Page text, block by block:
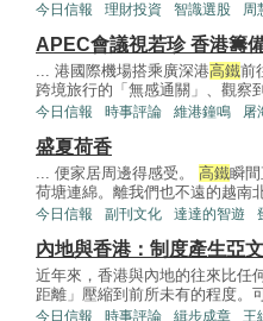
今日信報 理財投資 智識選股 周
APEC會議視若珍 香港籌
... 港國際機場搭乘廣深港高鐵前
跨境旅行的「無感通關」、觀察
今日信報 時事評論 維港鐘鳴 屠
盛夏荷香
... 便家居周邊得感受。 高鐵瞬
荷塘連綿。離我們也不遠的越南
今日信報 副刊文化 達達的智遊
內地與香港：制度產生亞
近年來，香港與內地的往來比任
距離」壓縮到前所未有的程度。
今日信報 時事評論 緝步成章 王